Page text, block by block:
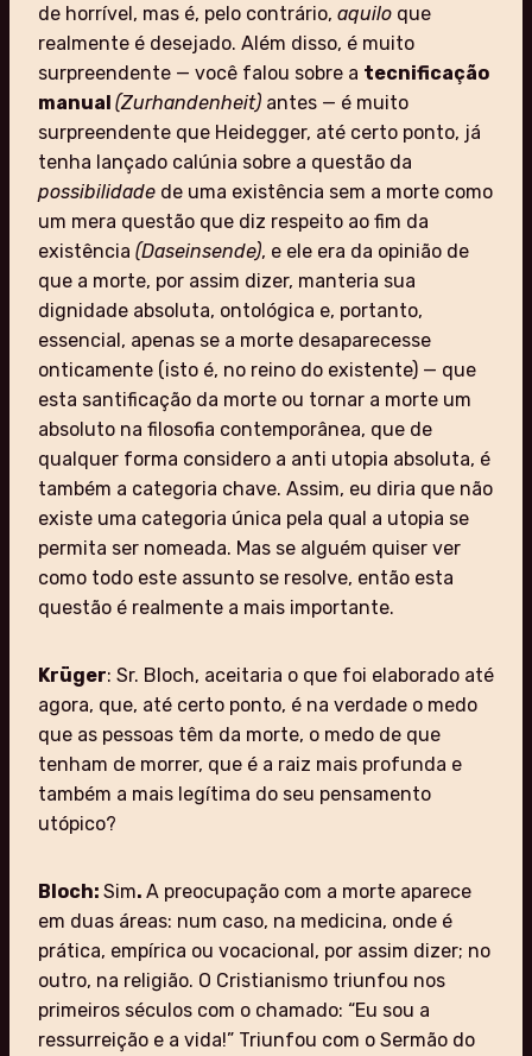
de horrível, mas é, pelo contrário, aquilo que
realmente é desejado. Além disso, é muito
surpreendente — você falou sobre a tecnificação
manual (Zurhandenheit) antes — é muito
surpreendente que Heidegger, até certo ponto, já
tenha lançado calúnia sobre a questão da
possibilidade de uma existência sem a morte como
um mera questão que diz respeito ao fim da
existência (Daseinsende), e ele era da opinião de
que a morte, por assim dizer, manteria sua
dignidade absoluta, ontológica e, portanto,
essencial, apenas se a morte desaparecesse
onticamente (isto é, no reino do existente) — que
esta santificação da morte ou tornar a morte um
absoluto na filosofia contemporânea, que de
qualquer forma considero a anti utopia absoluta, é
também a categoria chave. Assim, eu diria que não
existe uma categoria única pela qual a utopia se
permita ser nomeada. Mas se alguém quiser ver
como todo este assunto se resolve, então esta
questão é realmente a mais importante.
Krüger: Sr. Bloch, aceitaria o que foi elaborado até
agora, que, até certo ponto, é na verdade o medo
que as pessoas têm da morte, o medo de que
tenham de morrer, que é a raiz mais profunda e
também a mais legítima do seu pensamento
utópico?
Bloch: Sim. A preocupação com a morte aparece
em duas áreas: num caso, na medicina, onde é
prática, empírica ou vocacional, por assim dizer; no
outro, na religião. O Cristianismo triunfou nos
primeiros séculos com o chamado: “Eu sou a
ressurreição e a vida!” Triunfou com o Sermão do